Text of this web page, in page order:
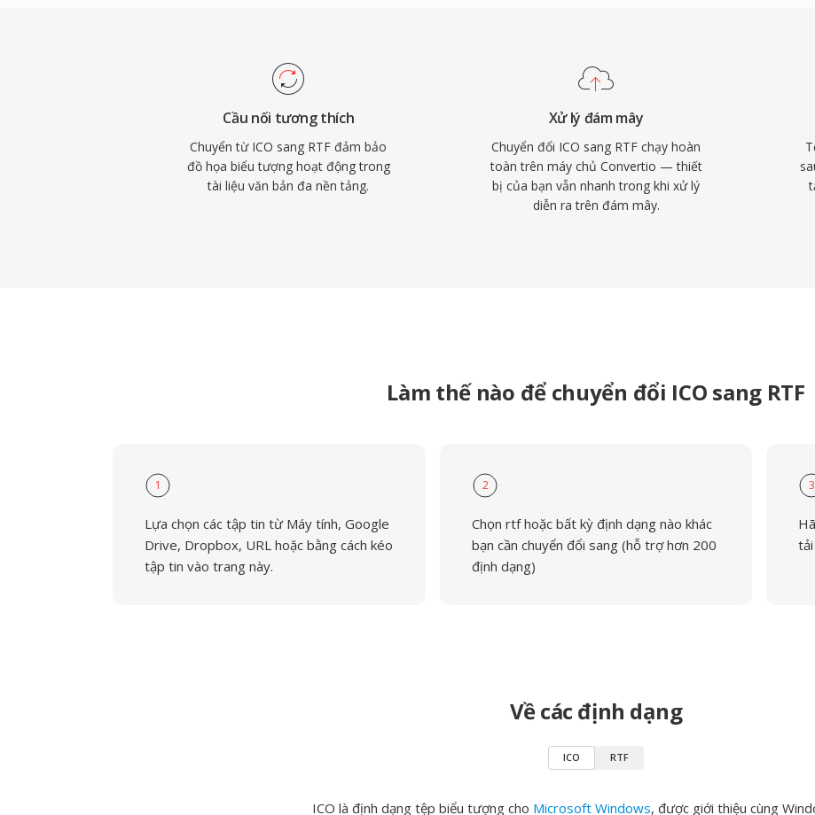
Cầu nối tương thích
Chuyển từ ICO sang RTF đảm bảo
đồ họa biểu tượng hoạt động trong
tài liệu văn bản đa nền tảng.
Xử lý đám mây
Chuyển đổi ICO sang RTF chạy hoàn
toàn trên máy chủ Convertio — thiết
bị của bạn vẫn nhanh trong khi xử lý
diễn ra trên đám mây.
Làm thế nào để chuyển đổi ICO sang RTF
1
Lựa chọn các tập tin từ Máy tính, Google
Drive, Dropbox, URL hoặc bằng cách kéo
tập tin vào trang này.
2
Chọn rtf hoặc bất kỳ định dạng nào khác
bạn cần chuyển đổi sang (hỗ trợ hơn 200
định dạng)
3
Về các định dạng
ICO RTF
ICO là định dạng tệp biểu tượng cho Microsoft Windows, được giới thiệu cùng